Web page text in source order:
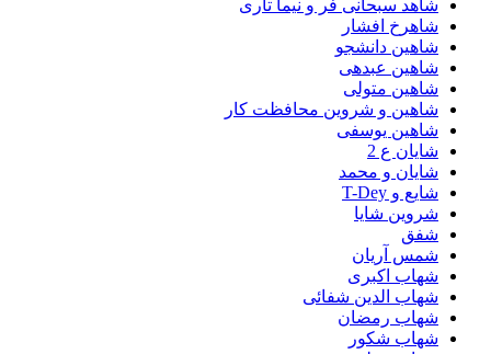
شاهد سبحانی فر و نیما تاری
شاهرخ افشار
شاهین دانشجو
شاهین عبدهی
شاهین متولی
شاهین و شروین محافظت کار
شاهین یوسفی
شایان ع 2
شایان و محمد
شایع و T-Dey
شروین شایا
شفق
شمس آریان
شهاب اکبری
شهاب الدین شفائی
شهاب رمضان
شهاب شکور